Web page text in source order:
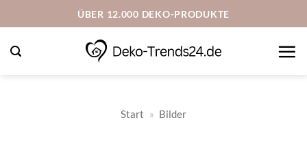
Inhalt
springen
ÜBER 12.000 DEKO-PRODUKTE
Start » Bilder